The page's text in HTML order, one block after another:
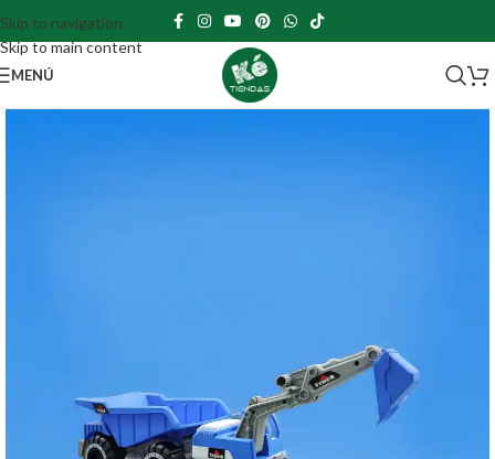
Skip to navigation
Skip to main content
MENÚ